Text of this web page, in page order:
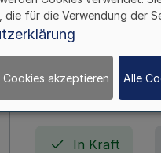
In Kraft
Verordnung
Todesfällen
In Kraft
die für die Verwendung der
akzeptieren Alle